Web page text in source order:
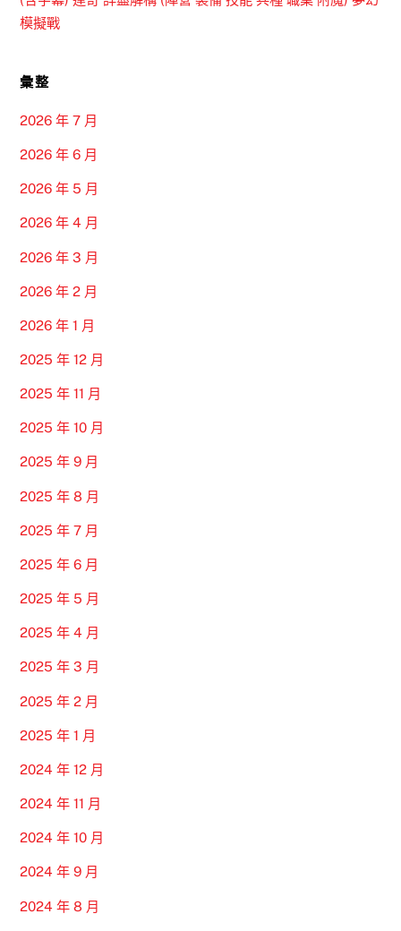
模擬戰
彙整
2026 年 7 月
2026 年 6 月
2026 年 5 月
2026 年 4 月
2026 年 3 月
2026 年 2 月
2026 年 1 月
2025 年 12 月
2025 年 11 月
2025 年 10 月
2025 年 9 月
2025 年 8 月
2025 年 7 月
2025 年 6 月
2025 年 5 月
2025 年 4 月
2025 年 3 月
2025 年 2 月
2025 年 1 月
2024 年 12 月
2024 年 11 月
2024 年 10 月
2024 年 9 月
2024 年 8 月